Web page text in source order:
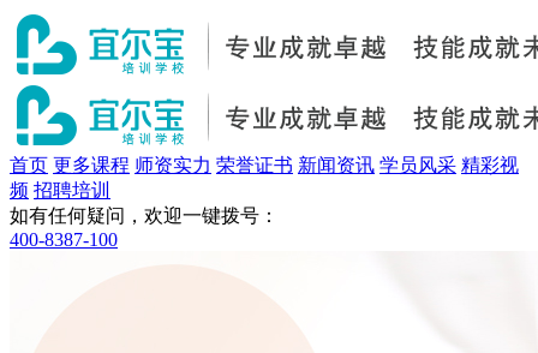
首页 更多课程 师资实力 荣誉证书 新闻资讯 学员风采 精彩视
频 招聘培训
如有任何疑问，欢迎一键拨号：
400-8387-100